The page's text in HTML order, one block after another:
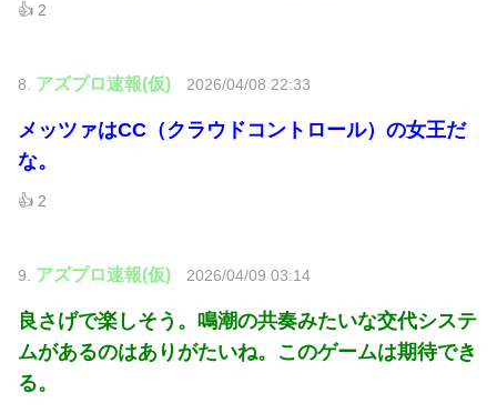
👍 2
8. アズプロ速報(仮) 2026/04/08 22:33
メッツァはCC（クラウドコントロール）の女王だ
な。
👍 2
9. アズプロ速報(仮) 2026/04/09 03:14
良さげで楽しそう。鳴潮の共奏みたいな交代システ
ムがあるのはありがたいね。このゲームは期待でき
る。